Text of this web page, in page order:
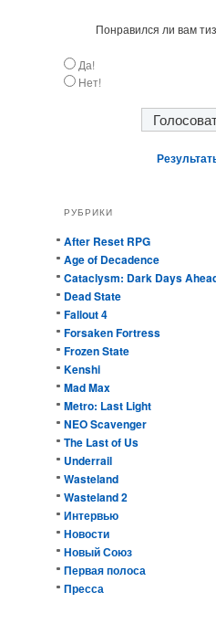
Понравился ли вам
Да!
Нет!
РУБРИКИ
After Reset RPG
Age of Decadence
Cataclysm: Dark Days
Dead State
Fallout 4
Forsaken Fortress
Frozen State
Kenshi
Mad Max
Metro: Last Light
NEO Scavenger
The Last of Us
Underrail
Wasteland
Wasteland 2
Интервью
Новости
Новый Союз
Первая полоса
Пресса